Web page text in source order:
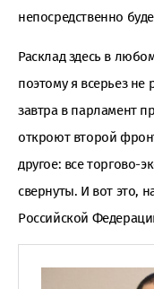
непосредственно
Расклад здесь в
поэтому я всерьез не
завтра в парламент
откроют второй
другое: все торгово-
свернуты. И вот это,
Российской